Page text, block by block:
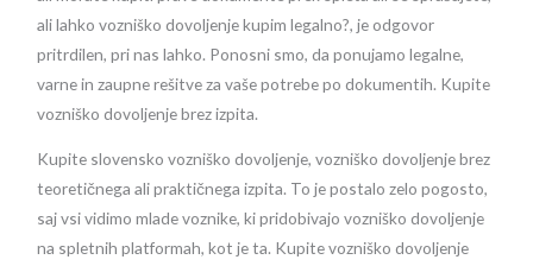
ali lahko vozniško dovoljenje kupim legalno?, je odgovor
pritrdilen, pri nas lahko. Ponosni smo, da ponujamo legalne,
varne in zaupne rešitve za vaše potrebe po dokumentih. Kupite
vozniško dovoljenje brez izpita.
Kupite slovensko vozniško dovoljenje, vozniško dovoljenje brez
teoretičnega ali praktičnega izpita. To je postalo zelo pogosto,
saj vsi vidimo mlade voznike, ki pridobivajo vozniško dovoljenje
na spletnih platformah, kot je ta. Kupite vozniško dovoljenje